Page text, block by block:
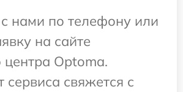
нами по телефону или
на сайте
центра Optoma.
сервиса свяжется с